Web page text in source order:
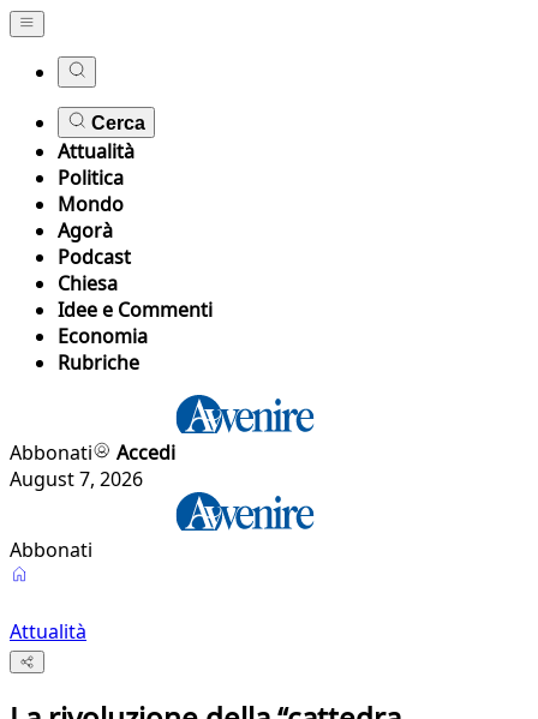
Cerca
Attualità
Politica
Mondo
Agorà
Podcast
Chiesa
Idee e Commenti
Economia
Rubriche
Abbonati
Accedi
August 7, 2026
Abbonati
Attualità